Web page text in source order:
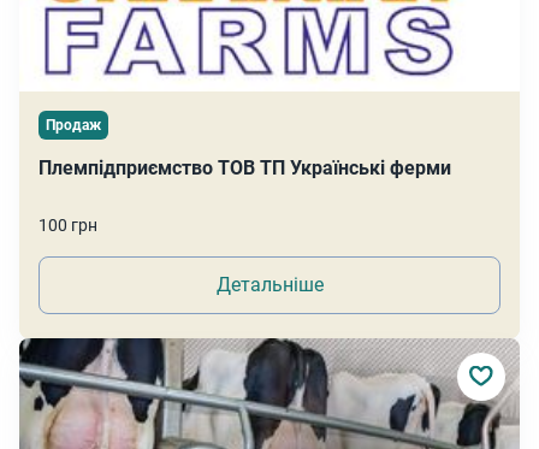
Продаж
Племпідприємство ТОВ ТП Українські ферми
100 грн
Детальніше